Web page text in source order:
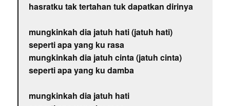
hasratku tak tertahan tuk dapatkan dirinya
mungkinkah dia jatuh hati (jatuh hati)
seperti apa yang ku rasa
mungkinkah dia jatuh cinta (jatuh cinta)
seperti apa yang ku damba
mungkinkah dia jatuh hati